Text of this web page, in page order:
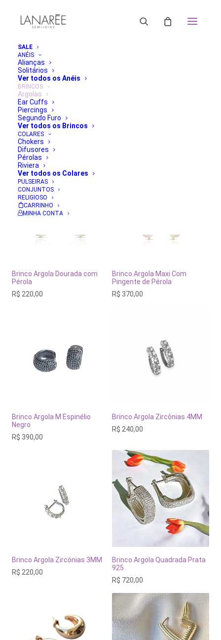
SALE
ANÉIS
Alianças
Solitários
Ver todos os Anéis
BRINCOS
Argolas
Ear Cuffs
Piercings
Segundo Furo
Ver todos os Brincos
COLARES
Chokers
Difusores
Pérolas
Riviera
Ver todos os Colares
PULSEIRAS
CONJUNTOS
RELIGIOSO
CARRINHO
MINHA CONTA
ORDENAR POR PREÇO: MAIOR PARA MENOR
Brinco Argola Dourada com
Pérola
R$ 220,00
Brinco Argola Maxi Com
Pingente de Pérola
R$ 370,00
Brinco Argola M Espinélio
Negro
R$ 390,00
Brinco Argola Zircônias 4MM
R$ 240,00
Brinco Argola Zircônias 3MM
R$ 220,00
Brinco Argola Quadrada Prata
925
R$ 720,00